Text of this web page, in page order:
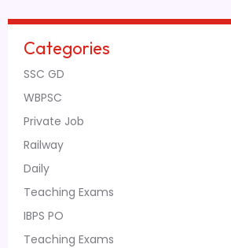
Categories
SSC GD
WBPSC
Private Job
Railway
Daily
Teaching Exams
IBPS PO
Teaching Exams